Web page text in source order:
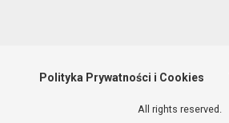
Polityka Prywatności i Cookies
All rights reserved.